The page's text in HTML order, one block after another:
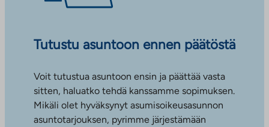
Tutustu asuntoon ennen päätöstä
Voit tutustua asuntoon ensin ja päättää vasta
sitten, haluatko tehdä kanssamme sopimuksen.
Mikäli olet hyväksynyt asumisoikeusasunnon
asuntotarjouksen, pyrimme järjestämään